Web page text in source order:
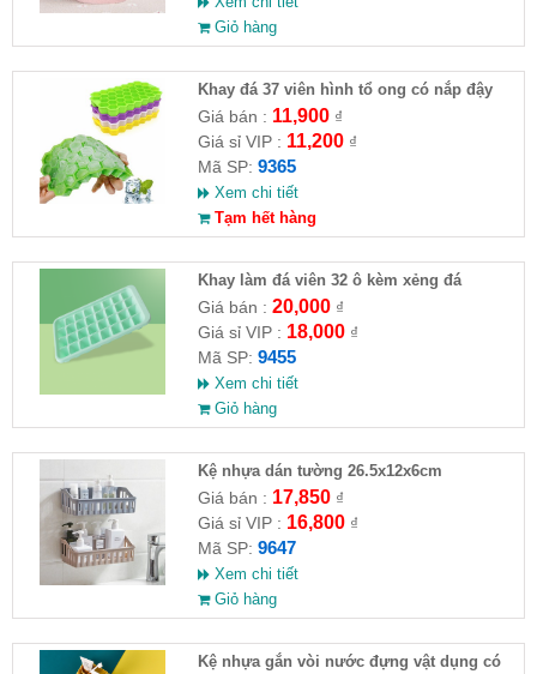
Giỏ hàng
Khay đá 37 viên hình tổ ong có nắp đậy
Giá bán : 11,900₫
Giá sỉ VIP : 11,200₫
Mã SP: 9365
Xem chi tiết
Tạm hết hàng
Khay làm đá viên 32 ô kèm xẻng đá
Giá bán : 20,000₫
Giá sỉ VIP : 18,000₫
Mã SP: 9455
Xem chi tiết
Giỏ hàng
Kệ nhựa dán tường 26.5x12x6cm
Giá bán : 17,850₫
Giá sỉ VIP : 16,800₫
Mã SP: 9647
Xem chi tiết
Giỏ hàng
Kệ nhựa gắn vòi nước đựng vật dụng có